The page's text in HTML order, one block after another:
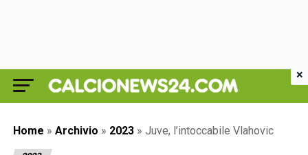
Home » Archivio » 2023 » Juve, l’intoccabile Vlahovic
×